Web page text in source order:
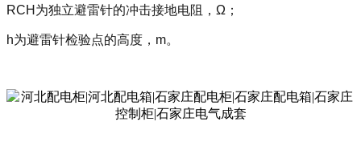
RCH 为独立避雷针的冲击接地电阻， Ω ；
h为避雷针检验点的高度， m。